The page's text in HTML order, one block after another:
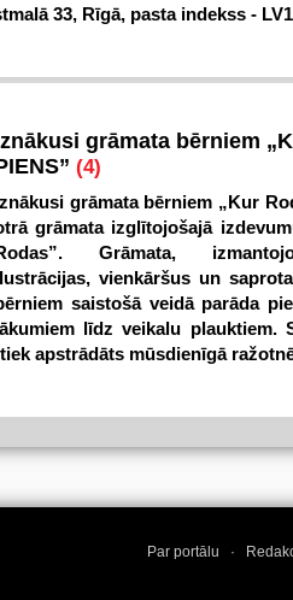
33, Rīgā, pasta indekss -
grāmata bērniem
(4)
grāmata bērniem „Kur
grāmata izglītojošajā
Grāmata,
vienkāršus un
saistošā veidā parāda
līdz veikalu plauktiem.
apstrādāts mūsdienīgā
Par portālu ·